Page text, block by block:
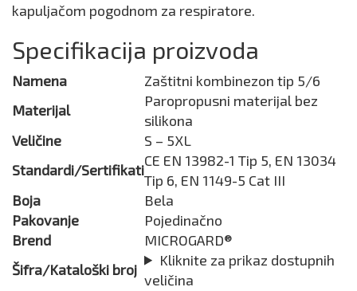
kapuljačom pogodnom za respiratore.
Specifikacija proizvoda
Namena
Zaštitni kombinezon tip 5/6
Materijal
Paropropusni materijal bez
silikona
Veličine
S – 5XL
Standardi/Sertifikati
CE EN 13982-1 Tip 5, EN 13034
Tip 6, EN 1149-5 Cat III
Boja
Bela
Pakovanje
Pojedinačno
Brend
MICROGARD®
Šifra/Kataloški broj
Kliknite za prikaz dostupnih
veličina